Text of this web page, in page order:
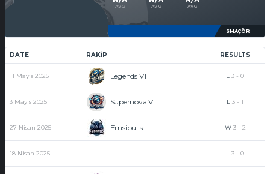
AVG AVG AVG
SMAÇÖR
DATE RAKIP RESULTS
11 Mayıs 2025 Legends VT L 3 - 0
3 Mayıs 2025 Supernova VT L 3 - 1
27 Nisan 2025 Emsibulls W 3- 2
18 Nisan 2025 L 3 - 0